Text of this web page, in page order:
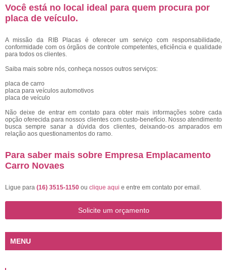
Você está no local ideal para quem procura por
placa de veículo.
A missão da RIB Placas é oferecer um serviço com responsabilidade,
conformidade com os órgãos de controle competentes, eficiência e qualidade
para todos os clientes.
Saiba mais sobre nós, conheça nossos outros serviços:
placa de carro
placa para veículos automotivos
placa de veículo
Não deixe de entrar em contato para obter mais informações sobre cada
opção oferecida para nossos clientes com custo-benefício. Nosso atendimento
busca sempre sanar a dúvida dos clientes, deixando-os amparados em
relação aos questionamentos do ramo.
Para saber mais sobre Empresa Emplacamento
Carro Novaes
Ligue para (16) 3515-1150 ou clique aqui e entre em contato por email.
Solicite um orçamento
MENU